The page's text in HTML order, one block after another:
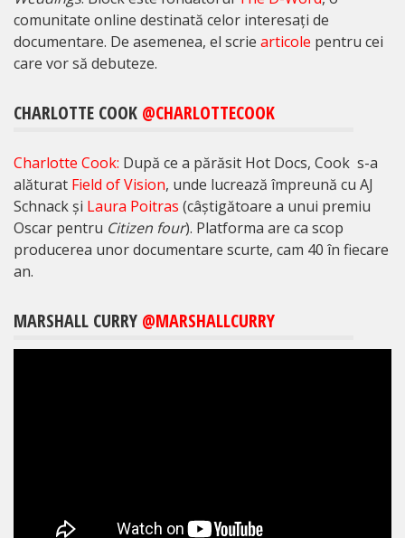
comunitate online destinată celor interesați de
documentare. De asemenea, el scrie articole pentru cei
care vor să debuteze.
CHARLOTTE COOK @CHARLOTTECOOK
Charlotte Cook: După ce a părăsit Hot Docs, Cook s-a
alăturat Field of Vision, unde lucrează împreună cu AJ
Schnack și Laura Poitras (câștigătoare a unui premiu
Oscar pentru Citizen four). Platforma are ca scop
producerea unor documentare scurte, cam 40 în fiecare
an.
MARSHALL CURRY @MARSHALLCURRY